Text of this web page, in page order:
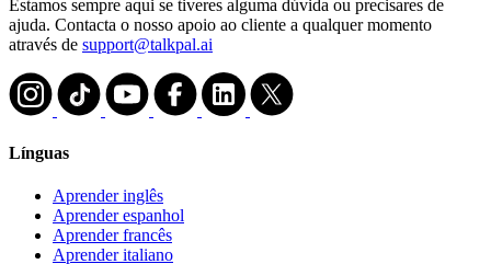
Estamos sempre aqui se tiveres alguma dúvida ou precisares de
ajuda. Contacta o nosso apoio ao cliente a qualquer momento
através de support@talkpal.ai
Línguas
Aprender inglês
Aprender espanhol
Aprender francês
Aprender italiano